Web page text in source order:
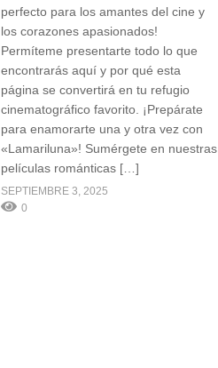
perfecto para los amantes del cine y
los corazones apasionados!
Permíteme presentarte todo lo que
encontrarás aquí y por qué esta
página se convertirá en tu refugio
cinematográfico favorito. ¡Prepárate
para enamorarte una y otra vez con
«Lamariluna»! Sumérgete en nuestras
películas románticas […]
SEPTIEMBRE 3, 2025
0